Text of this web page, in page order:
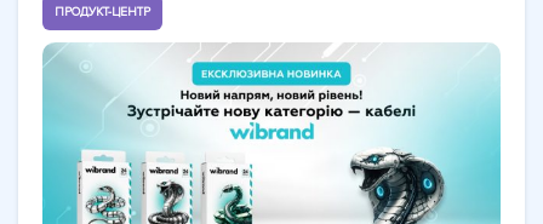
ПРОДУКТ-ЦЕНТР